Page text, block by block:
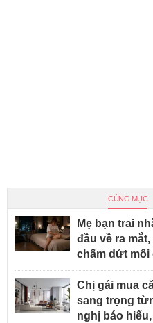
CÙNG MỤC
Mẹ bạn trai
đầu về ra
chấm dứt mối
Chị gái mua
sang trọng
nghị báo